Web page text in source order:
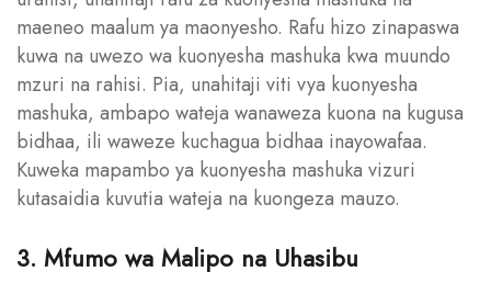
maeneo maalum ya maonyesho. Rafu hizo zinapaswa
kuwa na uwezo wa kuonyesha mashuka kwa muundo
mzuri na rahisi. Pia, unahitaji viti vya kuonyesha
mashuka, ambapo wateja wanaweza kuona na kugusa
bidhaa, ili waweze kuchagua bidhaa inayowafaa.
Kuweka mapambo ya kuonyesha mashuka vizuri
kutasaidia kuvutia wateja na kuongeza mauzo.
3. Mfumo wa Malipo na Uhasibu